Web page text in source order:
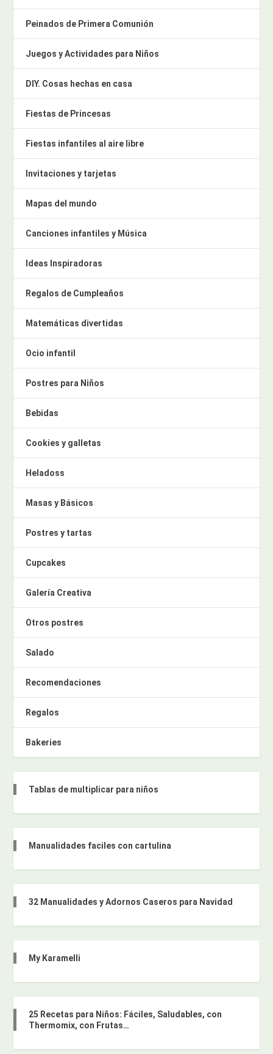
Peinados de Primera Comunión
Juegos y Actividades para Niños
DIY. Cosas hechas en casa
Fiestas de Princesas
Fiestas infantiles al aire libre
Invitaciones y tarjetas
Mapas del mundo
Canciones infantiles y Música
Ideas Inspiradoras
Regalos de Cumpleaños
Matemáticas divertidas
Ocio infantil
Postres para Niños
Bebidas
Cookies y galletas
Heladoss
Masas y Básicos
Postres y tartas
Cupcakes
Galería Creativa
Otros postres
Salado
Recomendaciones
Regalos
Bakeries
Tablas de multiplicar para niños
Manualidades faciles con cartulina
32 Manualidades y Adornos Caseros para Navidad
My Karamelli
25 Recetas para Niños: Fáciles, Saludables, con
Thermomix, con Frutas…